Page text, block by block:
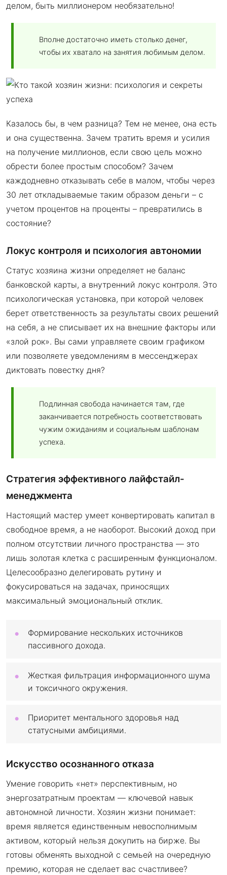
делом, быть миллионером необязательно!
Вполне достаточно иметь столько денег,
чтобы их хватало на занятия любимым делом.
Казалось бы, в чем разница? Тем не менее, она есть
и она существенна. Зачем тратить время и усилия
на получение миллионов, если свою цель можно
обрести более простым способом? Зачем
каждодневно отказывать себе в малом, чтобы через
30 лет откладываемые таким образом деньги – с
учетом процентов на проценты – превратились в
состояние?
Локус контроля и психология автономии
Статус хозяина жизни определяет не баланс
банковской карты, а внутренний локус контроля. Это
психологическая установка, при которой человек
берет ответственность за результаты своих решений
на себя, а не списывает их на внешние факторы или
«злой рок». Вы сами управляете своим графиком
или позволяете уведомлениям в мессенджерах
диктовать повестку дня?
Подлинная свобода начинается там, где
заканчивается потребность соответствовать
чужим ожиданиям и социальным шаблонам
успеха.
Стратегия эффективного лайфстайл-
менеджмента
Настоящий мастер умеет конвертировать капитал в
свободное время, а не наоборот. Высокий доход при
полном отсутствии личного пространства — это
лишь золотая клетка с расширенным функционалом.
Целесообразно делегировать рутину и
фокусироваться на задачах, приносящих
максимальный эмоциональный отклик.
Формирование нескольких источников
пассивного дохода.
Жесткая фильтрация информационного шума
и токсичного окружения.
Приоритет ментального здоровья над
статусными амбициями.
Искусство осознанного отказа
Умение говорить «нет» перспективным, но
энергозатратным проектам — ключевой навык
автономной личности. Хозяин жизни понимает:
время является единственным невосполнимым
активом, который нельзя докупить на бирже. Вы
готовы обменять выходной с семьей на очередную
премию, которая не сделает вас счастливее?